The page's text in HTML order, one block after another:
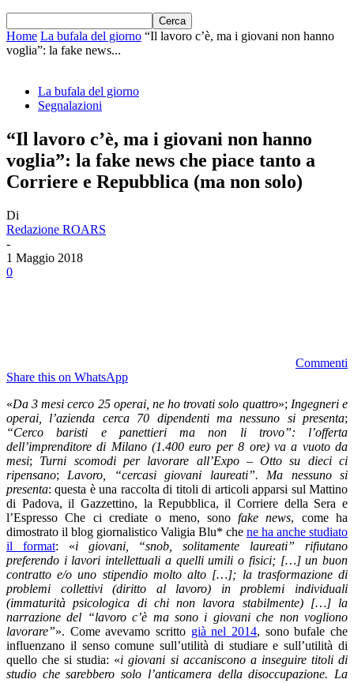
Home La bufala del giorno “Il lavoro c’è, ma i giovani non hanno
voglia”: la fake news...
La bufala del giorno
Segnalazioni
“Il lavoro c’è, ma i giovani non hanno
voglia”: la fake news che piace tanto a
Corriere e Repubblica (ma non solo)
Di
Redazione ROARS
-
1 Maggio 2018
0
Commenti
Share this on WhatsApp
«Da 3 mesi cerco 25 operai, ne ho trovati solo quattro»; Ingegneri e
operai, l’azienda cerca ​70 dipendenti ma nessuno si presenta;
“Cerco baristi e panettieri ma non li trovo”: l’offerta
dell’imprenditore di Milano (1.400 euro per 8 ore) va a vuoto da
mesi; Turni scomodi per lavorare all’Expo – Otto su dieci ci
ripensano; Lavoro, “cercasi giovani laureati”. Ma nessuno si
presenta: questa è una raccolta di titoli di articoli apparsi sul Mattino
di Padova, il Gazzettino, la Repubblica, il Corriere della Sera e
l’Espresso Che ci crediate o meno, sonofake news, come ha
dimostrato il blog giornalistico Valigia Blu* che ne ha anche studiato
il format: «i giovani, “snob, solitamente laureati” rifiutano
preferendo i lavori intellettuali a quelli umili o fisici; […] un buon
contratto e/o uno stipendio molto alto […]; la trasformazione di
problemi collettivi (diritto al lavoro) in problemi individuali
(immaturità psicologica di chi non lavora stabilmente) […] la
narrazione del “lavoro c’è ma sono i giovani che non vogliono
lavorare”». Come avevamo scritto già nel 2014, sono bufale che
influenzano il senso comune sull’utilità di studiare e sull’utilità di
quello che si studia: «i giovani si accaniscono a inseguire titoli di
studio che sarebbero solo l’anticamera della disoccupazione. La